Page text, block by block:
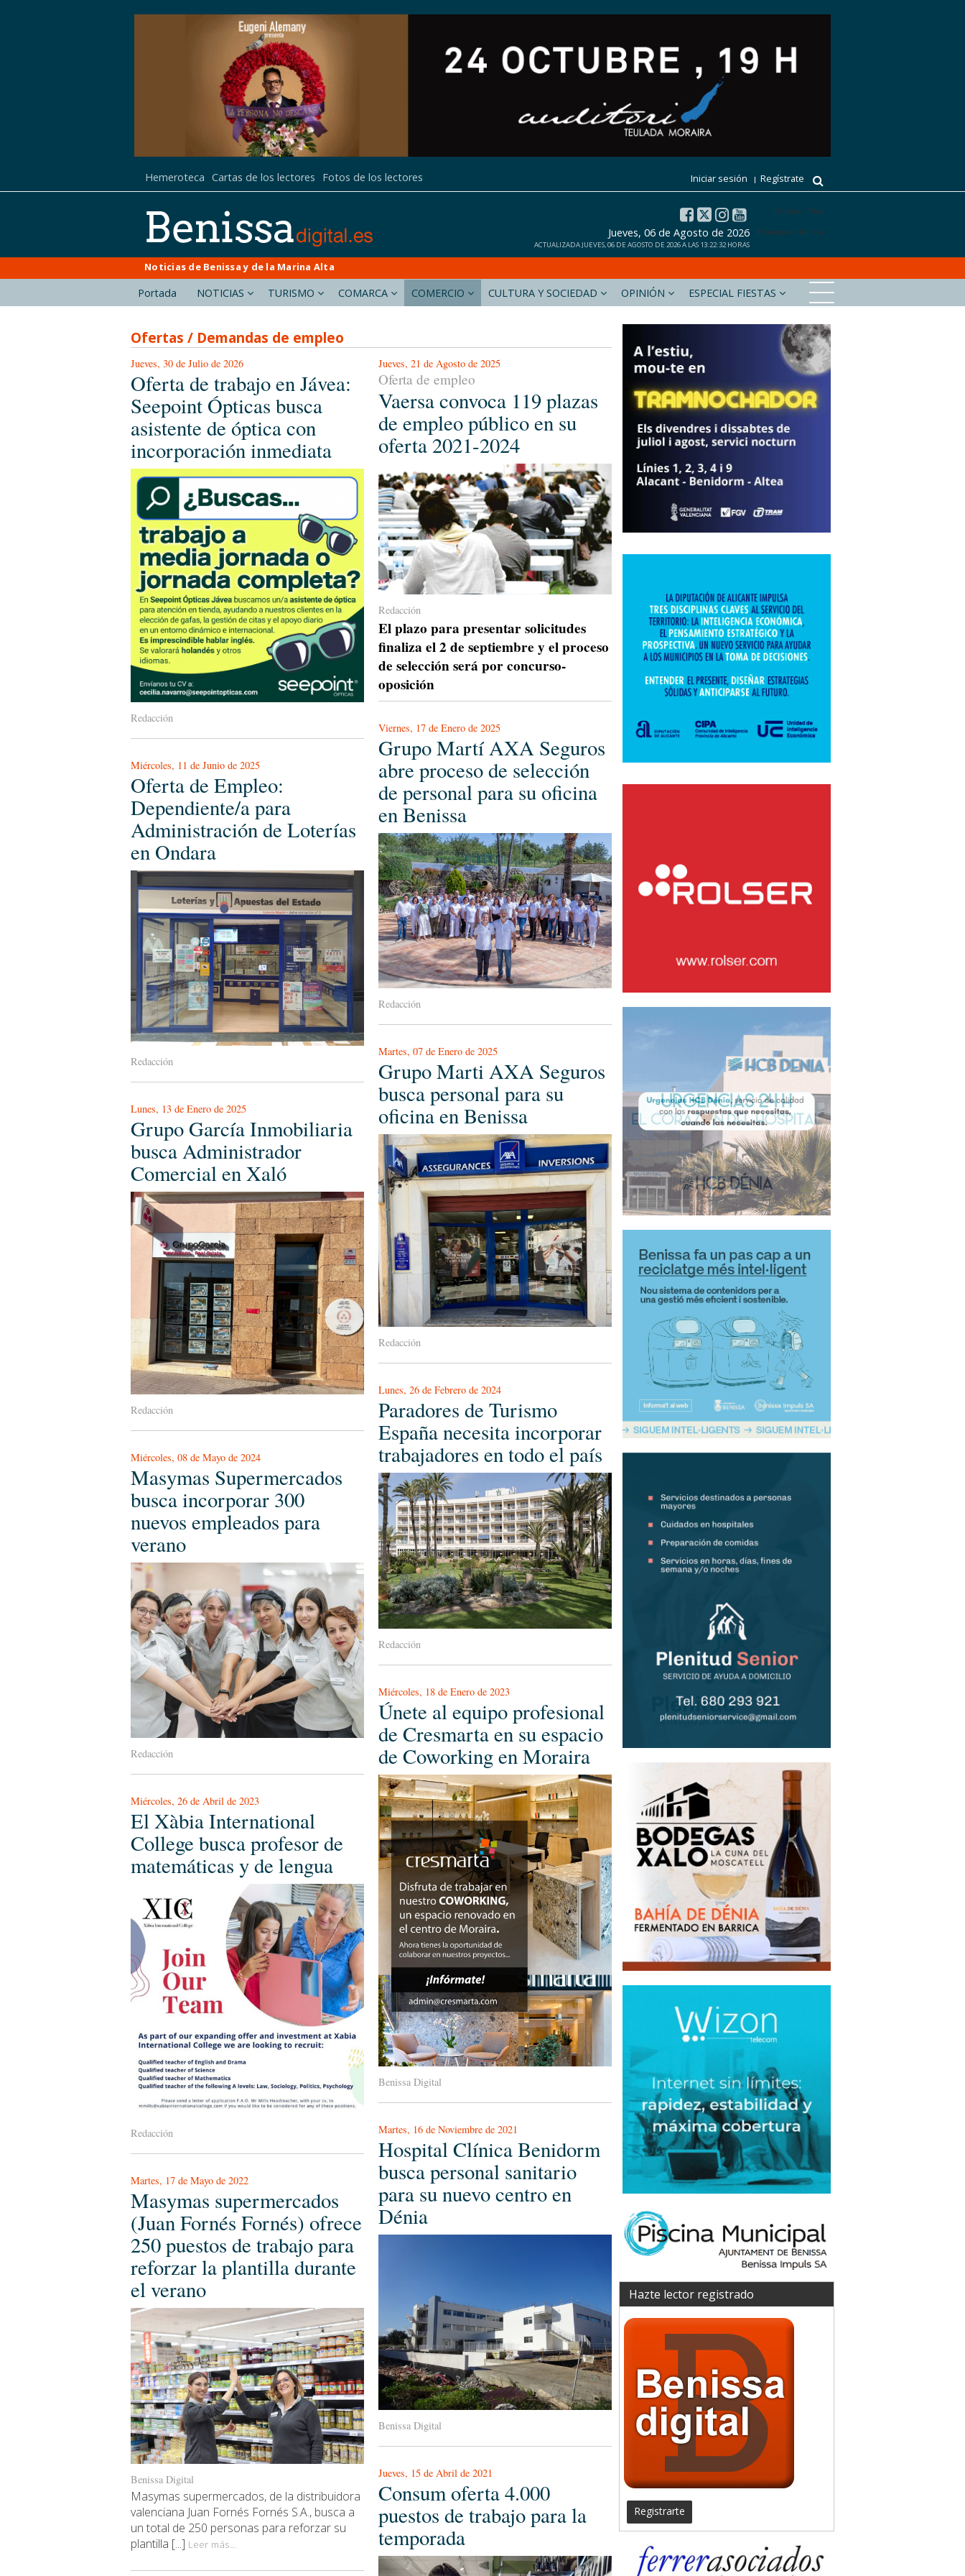
Hemeroteca Cartas de los lectores Fotos de los lectores Iniciar sesión Regístrate
El tiempo 15 días
El tiempo en Benissa
Jueves, 06 de Agosto de 2026
ACTUALIZADA JUEVES, 06 DE AGOSTO DE 2026 A LAS 13:22:32 HORAS
Noticias de Benissa y de la Marina Alta
calpdigital.es deniadigital.es gatadigital.es teuladamoraira.es xabiaaldia.com Marinabaixadigital.com
Portada NOTICIAS TURISMO COMARCA COMERCIO CULTURA Y SOCIEDAD OPINIÓN ESPECIAL FIESTAS
Ofertas / Demandas de empleo
Jueves, 30 de Julio de 2026
Oferta de trabajo en Jávea:
Seepoint Ópticas busca
asistente de óptica con
incorporación inmediata
Redacción
Miércoles, 11 de Junio de 2025
Oferta de Empleo:
Dependiente/a para
Administración de Loterías
en Ondara
Redacción
Lunes, 13 de Enero de 2025
Grupo García Inmobiliaria
busca Administrador
Comercial en Xaló
Redacción
Miércoles, 08 de Mayo de 2024
Masymas Supermercados
busca incorporar 300
nuevos empleados para
verano
Redacción
Miércoles, 26 de Abril de 2023
El Xàbia International
College busca profesor de
matemáticas y de lengua
Redacción
Martes, 17 de Mayo de 2022
Masymas supermercados
(Juan Fornés Fornés) ofrece
250 puestos de trabajo para
reforzar la plantilla durante
el verano
Benissa Digital
Masymas supermercados, de la distribuidora
valenciana Juan Fornés Fornés S.A., busca a
un total de 250 personas para reforzar su
plantilla [...] Leer más...
Jueves, 21 de Agosto de 2025
Oferta de empleo
Vaersa convoca 119 plazas
de empleo público en su
oferta 2021-2024
Redacción
El plazo para presentar solicitudes
finaliza el 2 de septiembre y el proceso
de selección será por concurso-
oposición
Viernes, 17 de Enero de 2025
Grupo Martí AXA Seguros
abre proceso de selección
de personal para su oficina
en Benissa
Redacción
Martes, 07 de Enero de 2025
Grupo Marti AXA Seguros
busca personal para su
oficina en Benissa
Redacción
Lunes, 26 de Febrero de 2024
Paradores de Turismo
España necesita incorporar
trabajadores en todo el país
Redacción
Miércoles, 18 de Enero de 2023
Únete al equipo profesional
de Cresmarta en su espacio
de Coworking en Moraira
Benissa Digital
Martes, 16 de Noviembre de 2021
Hospital Clínica Benidorm
busca personal sanitario
para su nuevo centro en
Dénia
Benissa Digital
Jueves, 15 de Abril de 2021
Consum oferta 4.000
puestos de trabajo para la
temporada
Hazte lector registrado
Registrarte